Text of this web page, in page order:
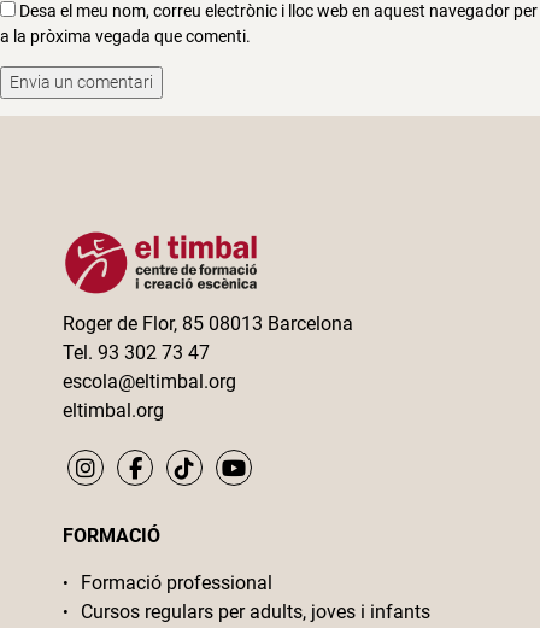
Desa el meu nom, correu electrònic i lloc web en aquest navegador per
a la pròxima vegada que comenti.
Roger de Flor, 85 08013 Barcelona
Tel. 93 302 73 47
escola@eltimbal.org
eltimbal.org
FORMACIÓ
Formació professional
Cursos regulars per adults, joves i infants